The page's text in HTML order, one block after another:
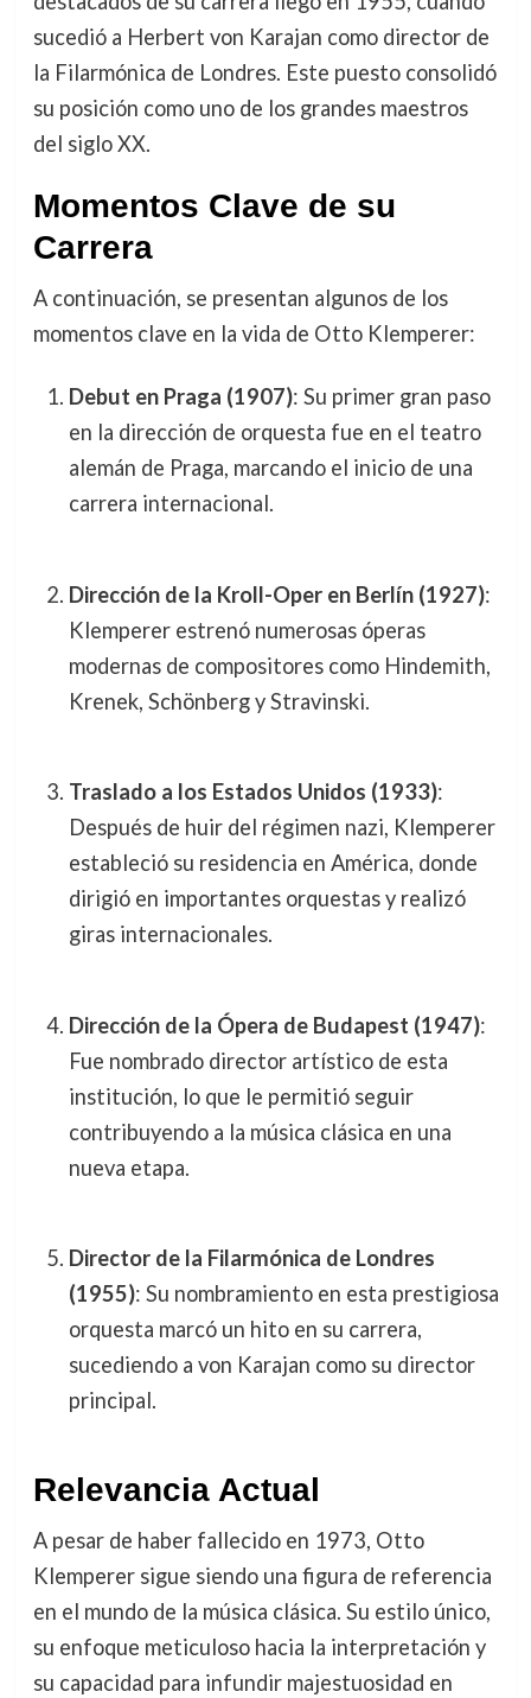
sucedió a Herbert von Karajan como director de
la Filarmónica de Londres. Este puesto consolidó
su posición como uno de los grandes maestros
del siglo XX.
Momentos Clave de su
Carrera
A continuación, se presentan algunos de los
momentos clave en la vida de Otto Klemperer:
Debut en Praga (1907): Su primer gran paso
en la dirección de orquesta fue en el teatro
alemán de Praga, marcando el inicio de una
carrera internacional.
Dirección de la Kroll-Oper en Berlín (1927):
Klemperer estrenó numerosas óperas
modernas de compositores como Hindemith,
Krenek, Schönberg y Stravinski.
Traslado a los Estados Unidos (1933):
Después de huir del régimen nazi, Klemperer
estableció su residencia en América, donde
dirigió en importantes orquestas y realizó
giras internacionales.
Dirección de la Ópera de Budapest (1947):
Fue nombrado director artístico de esta
institución, lo que le permitió seguir
contribuyendo a la música clásica en una
nueva etapa.
Director de la Filarmónica de Londres
(1955): Su nombramiento en esta prestigiosa
orquesta marcó un hito en su carrera,
sucediendo a von Karajan como su director
principal.
Relevancia Actual
A pesar de haber fallecido en 1973, Otto
Klemperer sigue siendo una figura de referencia
en el mundo de la música clásica. Su estilo único,
su enfoque meticuloso hacia la interpretación y
su capacidad para infundir majestuosidad en